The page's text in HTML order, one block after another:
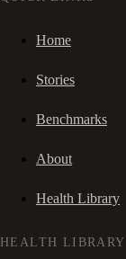
Home
Stories
Benchmarks
About
Health Library
HEALTH LIBRARY